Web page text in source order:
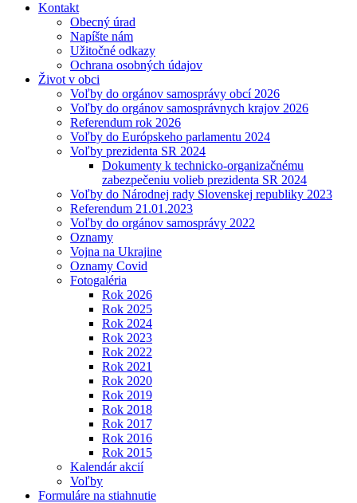
Kontakt
Obecný úrad
Napíšte nám
Užitočné odkazy
Ochrana osobných údajov
Život v obci
Voľby do orgánov samosprávy obcí 2026
Voľby do orgánov samosprávnych krajov 2026
Referendum rok 2026
Voľby do Európskeho parlamentu 2024
Voľby prezidenta SR 2024
Dokumenty k technicko-organizačnému
zabezpečeniu volieb prezidenta SR 2024
Voľby do Národnej rady Slovenskej republiky 2023
Referendum 21.01.2023
Voľby do orgánov samosprávy 2022
Oznamy
Vojna na Ukrajine
Oznamy Covid
Fotogaléria
Rok 2026
Rok 2025
Rok 2024
Rok 2023
Rok 2022
Rok 2021
Rok 2020
Rok 2019
Rok 2018
Rok 2017
Rok 2016
Rok 2015
Kalendár akcií
Voľby
Formuláre na stiahnutie